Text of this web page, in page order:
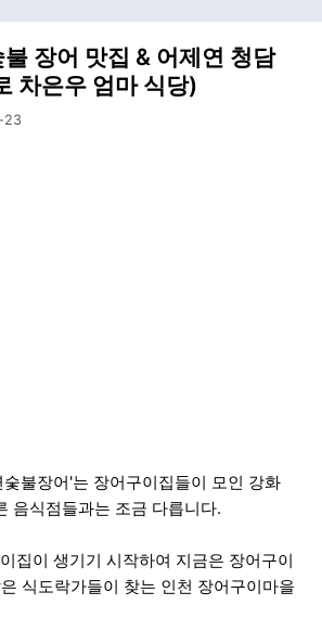
장어 맛집 & 어제연 청담
차은우 엄마 식당)
23
불장어'는 장어구이집들이 모인 강화
음식점들과는 조금 다릅니다.
집이 생기기 시작하여 지금은 장어구이
식도락가들이 찾는 인천 장어구이마을